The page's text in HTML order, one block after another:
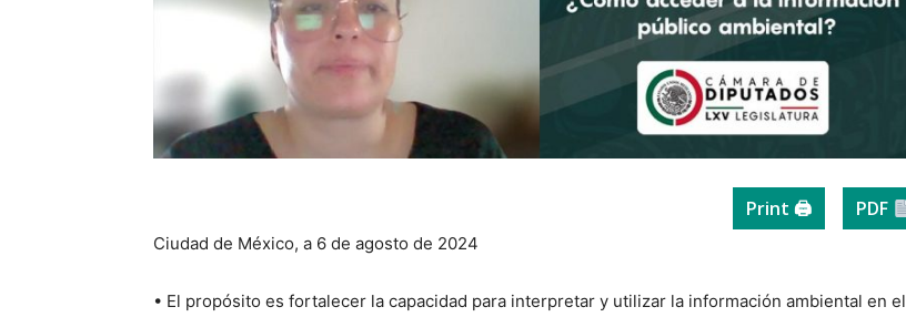
Print 🖨 PDF
Ciudad de México, a 6 de agosto de 2024
• El propósito es fortalecer la capacidad para interpretar y utilizar la información ambiental en el